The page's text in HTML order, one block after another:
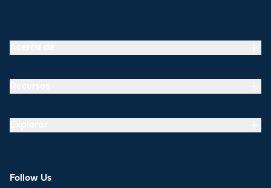
Follow Us